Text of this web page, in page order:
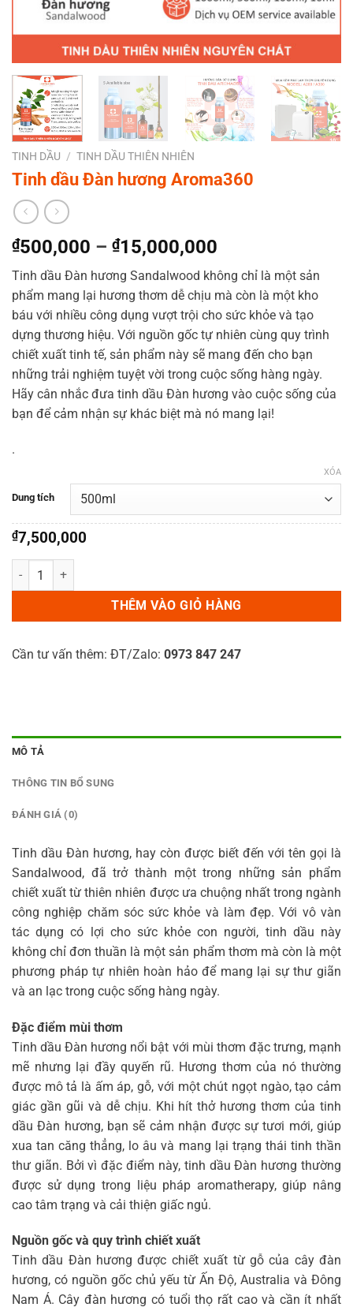
TINH DẦU / TINH DẦU THIÊN NHIÊN
Tinh dầu Đàn hương Aroma360
₫500,000 – ₫15,000,000
Tinh dầu Đàn hương Sandalwood không chỉ là một sản
phẩm mang lại hương thơm dễ chịu mà còn là một kho
báu với nhiều công dụng vượt trội cho sức khỏe và tạo
dựng thương hiệu. Với nguồn gốc tự nhiên cùng quy trình
chiết xuất tinh tế, sản phẩm này sẽ mang đến cho bạn
những trải nghiệm tuyệt vời trong cuộc sống hàng ngày.
Hãy cân nhắc đưa tinh dầu Đàn hương vào cuộc sống của
bạn để cảm nhận sự khác biệt mà nó mang lại!
.
Dung tích
XÓA
₫7,500,000
Tinh dầu Đàn hương Aroma360 số lượng
THÊM VÀO GIỎ HÀNG
Cần tư vấn thêm: ĐT/Zalo: 0973 847 247
MÔ TẢ
THÔNG TIN BỔ SUNG
ĐÁNH GIÁ (0)
Tinh dầu Đàn hương, hay còn được biết đến với tên gọi là
Sandalwood, đã trở thành một trong những sản phẩm
chiết xuất từ thiên nhiên được ưa chuộng nhất trong ngành
công nghiệp chăm sóc sức khỏe và làm đẹp. Với vô vàn
tác dụng có lợi cho sức khỏe con người, tinh dầu này
không chỉ đơn thuần là một sản phẩm thơm mà còn là một
phương pháp tự nhiên hoàn hảo để mang lại sự thư giãn
và an lạc trong cuộc sống hàng ngày.
Đặc điểm mùi thơm
Tinh dầu Đàn hương nổi bật với mùi thơm đặc trưng, mạnh
mẽ nhưng lại đầy quyến rũ. Hương thơm của nó thường
được mô tả là ấm áp, gỗ, với một chút ngọt ngào, tạo cảm
giác gần gũi và dễ chịu. Khi hít thở hương thơm của tinh
dầu Đàn hương, bạn sẽ cảm nhận được sự tươi mới, giúp
xua tan căng thẳng, lo âu và mang lại trạng thái tinh thần
thư giãn. Bởi vì đặc điểm này, tinh dầu Đàn hương thường
được sử dụng trong liệu pháp aromatherapy, giúp nâng
cao tâm trạng và cải thiện giấc ngủ.
Nguồn gốc và quy trình chiết xuất
Tinh dầu Đàn hương được chiết xuất từ gỗ của cây đàn
hương, có nguồn gốc chủ yếu từ Ấn Độ, Australia và Đông
Nam Á. Cây đàn hương có tuổi thọ rất cao và cần ít nhất